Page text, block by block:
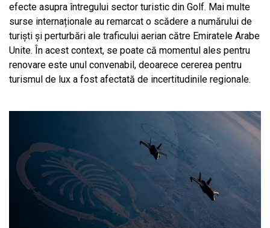
efecte asupra întregului sector turistic din Golf. Mai multe
surse internaționale au remarcat o scădere a numărului de
turiști și perturbări ale traficului aerian către Emiratele Arabe
Unite. În acest context, se poate că momentul ales pentru
renovare este unul convenabil, deoarece cererea pentru
turismul de lux a fost afectată de incertitudinile regionale.